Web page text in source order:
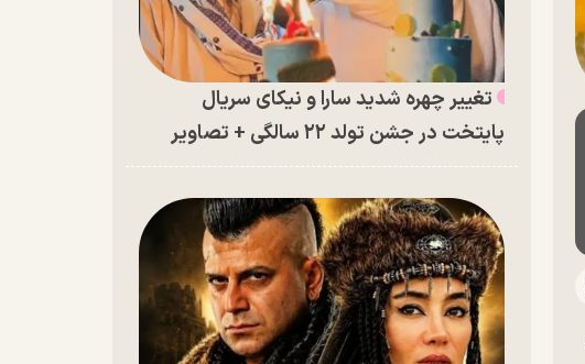
تغییر چهره شدید سارا و نیکای سریال
پایتخت در جشن تولد ۲۲ سالگی + تصاویر